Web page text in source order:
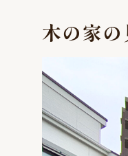
木の家